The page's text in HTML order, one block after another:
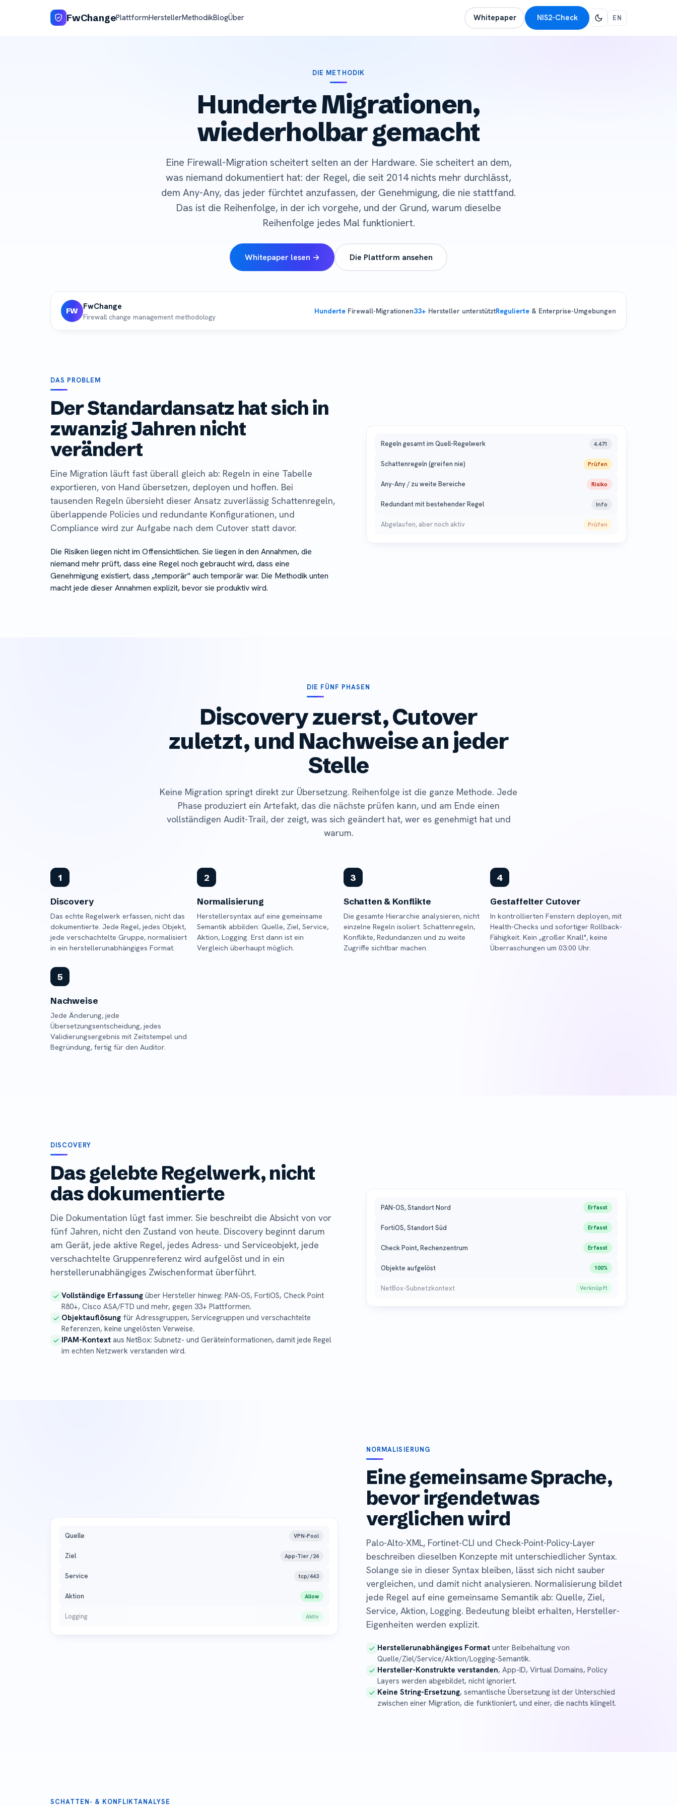
FwChangePlattformHerstellerMethodikBlogÜber Whitepaper NIS2-Check EN
DIE METHODIK
Hunderte Migrationen,
wiederholbar gemacht
Eine Firewall-Migration scheitert selten an der Hardware. Sie scheitert an dem,
was niemand dokumentiert hat: der Regel, die seit 2014 nichts mehr durchlässt,
dem Any-Any, das jeder fürchtet anzufassen, der Genehmigung, die nie stattfand.
Das ist die Reihenfolge, in der ich vorgehe, und der Grund, warum dieselbe
Reihenfolge jedes Mal funktioniert.
Whitepaper lesen → Die Plattform ansehen
FW FwChange
Firewall change management methodology
Hunderte Firewall-Migrationen33+ Hersteller unterstütztRegulierte & Enterprise-Umgebungen
DAS PROBLEM
Der Standardansatz hat sich in
zwanzig Jahren nicht
verändert
Eine Migration läuft fast überall gleich ab: Regeln in eine Tabelle
exportieren, von Hand übersetzen, deployen und hoffen. Bei
tausenden Regeln übersieht dieser Ansatz zuverlässig Schattenregeln,
überlappende Policies und redundante Konfigurationen, und
Compliance wird zur Aufgabe nach dem Cutover statt davor.
Die Risiken liegen nicht im Offensichtlichen. Sie liegen in den Annahmen, die
niemand mehr prüft, dass eine Regel noch gebraucht wird, dass eine
Genehmigung existiert, dass „temporär" auch temporär war. Die Methodik unten
macht jede dieser Annahmen explizit, bevor sie produktiv wird.
Regeln gesamt im Quell-Regelwerk 4.471
Schattenregeln (greifen nie) Prüfen
Any-Any / zu weite Bereiche Risiko
Redundant mit bestehender Regel Info
Abgelaufen, aber noch aktiv Prüfen
DIE FÜNF PHASEN
Discovery zuerst, Cutover
zuletzt, und Nachweise an jeder
Stelle
Keine Migration springt direkt zur Übersetzung. Reihenfolge ist die ganze Methode. Jede
Phase produziert ein Artefakt, das die nächste prüfen kann, und am Ende einen
vollständigen Audit-Trail, der zeigt, was sich geändert hat, wer es genehmigt hat und
warum.
1
Discovery
Das echte Regelwerk erfassen, nicht das
dokumentierte. Jede Regel, jedes Objekt,
jede verschachtelte Gruppe, normalisiert
in ein herstellerunabhängiges Format.
2
Normalisierung
Herstellersyntax auf eine gemeinsame
Semantik abbilden: Quelle, Ziel, Service,
Aktion, Logging. Erst dann ist ein
Vergleich überhaupt möglich.
3
Schatten & Konflikte
Die gesamte Hierarchie analysieren, nicht
einzelne Regeln isoliert. Schattenregeln,
Konflikte, Redundanzen und zu weite
Zugriffe sichtbar machen.
4
Gestaffelter Cutover
In kontrollierten Fenstern deployen, mit
Health-Checks und sofortiger Rollback-
Fähigkeit. Kein „großer Knall", keine
Überraschungen um 03:00 Uhr.
5
Nachweise
Jede Änderung, jede
Übersetzungsentscheidung, jedes
Validierungsergebnis mit Zeitstempel und
Begründung, fertig für den Auditor.
DISCOVERY
Das gelebte Regelwerk, nicht
das dokumentierte
Die Dokumentation lügt fast immer. Sie beschreibt die Absicht von vor
fünf Jahren, nicht den Zustand von heute. Discovery beginnt darum
am Gerät, jede aktive Regel, jedes Adress- und Serviceobjekt, jede
verschachtelte Gruppenreferenz wird aufgelöst und in ein
herstellerunabhängiges Zwischenformat überführt.
Vollständige Erfassung über Hersteller hinweg: PAN-OS, FortiOS, Check Point
R80+, Cisco ASA/FTD und mehr, gegen 33+ Plattformen.
Objektauflösung für Adressgruppen, Servicegruppen und verschachtelte
Referenzen, keine ungelösten Verweise.
IPAM-Kontext aus NetBox: Subnetz- und Geräteinformationen, damit jede Regel
im echten Netzwerk verstanden wird.
PAN-OS, Standort Nord Erfasst
FortiOS, Standort Süd Erfasst
Check Point, Rechenzentrum Erfasst
Objekte aufgelöst 100%
NetBox-Subnetzkontext Verknüpft
NORMALISIERUNG
Eine gemeinsame Sprache,
bevor irgendetwas
verglichen wird
Palo-Alto-XML, Fortinet-CLI und Check-Point-Policy-Layer
beschreiben dieselben Konzepte mit unterschiedlicher Syntax.
Solange sie in dieser Syntax bleiben, lässt sich nicht sauber
vergleichen, und damit nicht analysieren. Normalisierung bildet
jede Regel auf eine gemeinsame Semantik ab: Quelle, Ziel,
Service, Aktion, Logging. Bedeutung bleibt erhalten, Hersteller-
Eigenheiten werden explizit.
Herstellerunabhängiges Format unter Beibehaltung von
Quelle/Ziel/Service/Aktion/Logging-Semantik.
Hersteller-Konstrukte verstanden, App-ID, Virtual Domains, Policy
Layers werden abgebildet, nicht ignoriert.
Keine String-Ersetzung, semantische Übersetzung ist der Unterschied
zwischen einer Migration, die funktioniert, und einer, die nachts klingelt.
Quelle VPN-Pool
Ziel App-Tier /24
Service tcp/443
Aktion Allow
Logging Aktiv
SCHATTEN- & KONFLIKTANALYSE